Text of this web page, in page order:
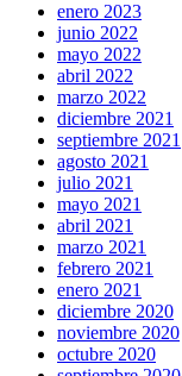
enero 2023
junio 2022
mayo 2022
abril 2022
marzo 2022
diciembre 2021
septiembre 2021
agosto 2021
julio 2021
mayo 2021
abril 2021
marzo 2021
febrero 2021
enero 2021
diciembre 2020
noviembre 2020
octubre 2020